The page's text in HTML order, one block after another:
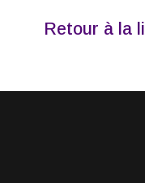
Retour à la